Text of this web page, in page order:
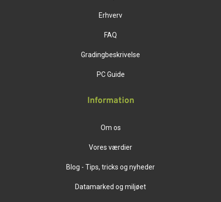
Erhverv
FAQ
Gradingbeskrivelse
PC Guide
Information
Om os
Vores værdier
Blog - Tips, tricks og nyheder
Datamarked og miljøet